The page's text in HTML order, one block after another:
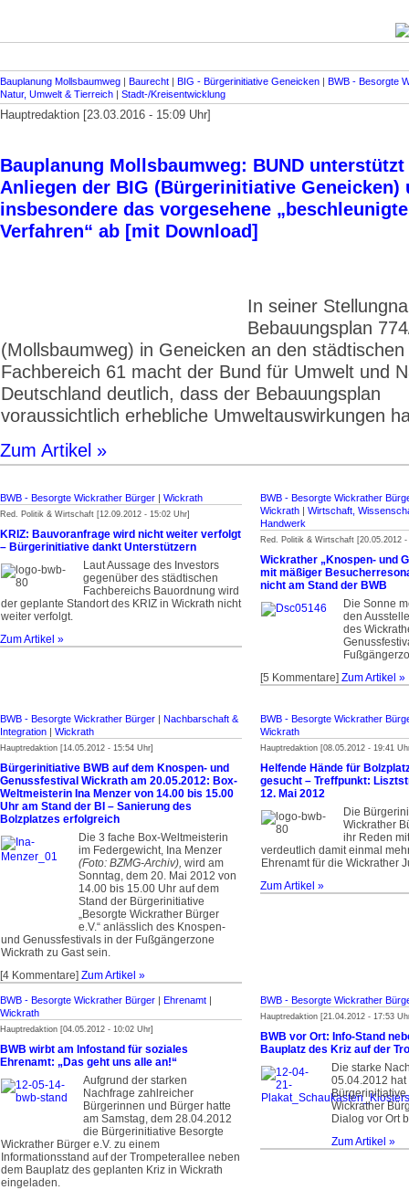
Bauplanung Mollsbaumweg | Baurecht | BIG - Bürgerinitiative Geneicken | BWB - Besorgte
Natur, Umwelt & Tierreich | Stadt-/Kreisentwicklung
Hauptredaktion [23.03.2016 - 15:09 Uhr]
Bauplanung Mollsbaumweg: BUND unterstützt
Anliegen der BIG (Bürgerinitiative Geneicken)
insbesondere das vorgesehene „beschleunigte
Verfahren“ ab [mit Download]
In seiner
Bebauungsplan
(Mollsbaumweg) in Geneicken an den städtischen
Fachbereich 61 macht der Bund für Umwelt und
Deutschland deutlich, dass der Bebauungsplan
voraussichtlich erhebliche Umweltauswirkungen
Zum Artikel »
BWB - Besorgte Wickrather Bürger | Wickrath
Red. Politik & Wirtschaft [12.09.2012 - 15:02 Uhr]
KRIZ: Bauvoranfrage wird nicht weiter verfolgt
– Bürgerinitiative dankt Unterstützern
Laut Aussage des Investors
gegenüber des städtischen
Fachbereichs Bauordnung wird
der geplante Standort des KRIZ in Wickrath nicht
weiter verfolgt.
Zum Artikel »
BWB - Besorgte Wickrather
Wickrath | Wirtschaft,
Handwerk
Red. Politik & Wirtschaft [20.05.2012
Wickrather „Knospen- und
mit mäßiger
nicht am Stand der BWB
Die Sonne
den
des
[5 Kommentare] Zum Artikel »
BWB - Besorgte Wickrather Bürger | Nachbarschaft &
Integration | Wickrath
Hauptredaktion [14.05.2012 - 15:54 Uhr]
Bürgerinitiative BWB auf dem Knospen- und
Genussfestival Wickrath am 20.05.2012: Box-
Weltmeisterin Ina Menzer von 14.00 bis 15.00
Uhr am Stand der BI – Sanierung des
Bolzplatzes erfolgreich
Die 3 fache Box-Weltmeisterin
im Federgewicht, Ina Menzer
(Foto: BZMG-Archiv), wird am
Sonntag, dem 20. Mai 2012 von
14.00 bis 15.00 Uhr auf dem
Stand der Bürgerinitiative
„Besorgte Wickrather Bürger
e.V.“ anlässlich des Knospen-
und Genussfestivals in der Fußgängerzone
Wickrath zu Gast sein.
[4 Kommentare] Zum Artikel »
BWB - Besorgte Wickrather
Wickrath
Hauptredaktion [08.05.2012 - 19:41
Helfende Hände für
gesucht – Treffpunkt:
12. Mai 2012
Die
Wickrather
ihr Reden
verdeutlich damit einmal
Ehrenamt für die Wickrather
Zum Artikel »
BWB - Besorgte Wickrather Bürger | Ehrenamt |
Wickrath
Hauptredaktion [04.05.2012 - 10:02 Uhr]
BWB wirbt am Infostand für soziales
Ehrenamt: „Das geht uns alle an!“
Aufgrund der starken
Nachfrage zahlreicher
Bürgerinnen und Bürger hatte
am Samstag, dem 28.04.2012
die Bürgerinitiative Besorgte
Wickrather Bürger e.V. zu einem
Informationsstand auf der Trompeterallee neben
dem Bauplatz des geplanten Kriz in Wickrath
eingeladen.
BWB - Besorgte Wickrather
Hauptredaktion [21.04.2012 - 17:53
BWB vor Ort: Info-Stand
Bauplatz des Kriz auf der
Die starke
05.04.2012 hat
Bürgerinitiative
Wickrather
Dialog vor Ort
Zum Artikel »